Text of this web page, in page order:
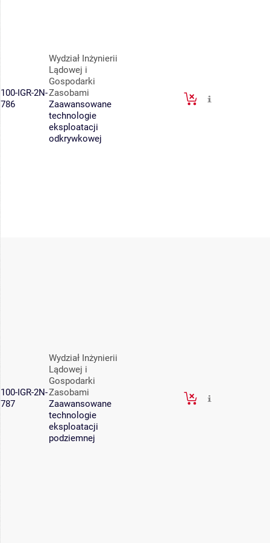
100-IGR-2N-
786
Wydział Inżynierii
Lądowej i
Gospodarki
Zasobami
Zaawansowane
technologie
eksploatacji
odkrywkowej
100-IGR-2N-
787
Wydział Inżynierii
Lądowej i
Gospodarki
Zasobami
Zaawansowane
technologie
eksploatacji
podziemnej